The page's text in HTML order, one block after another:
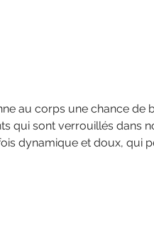
au corps une chance de
qui sont verrouillés dans
dynamique et doux, qui